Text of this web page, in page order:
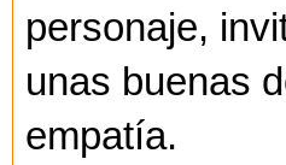
personaje,
unas buenas
empatía.